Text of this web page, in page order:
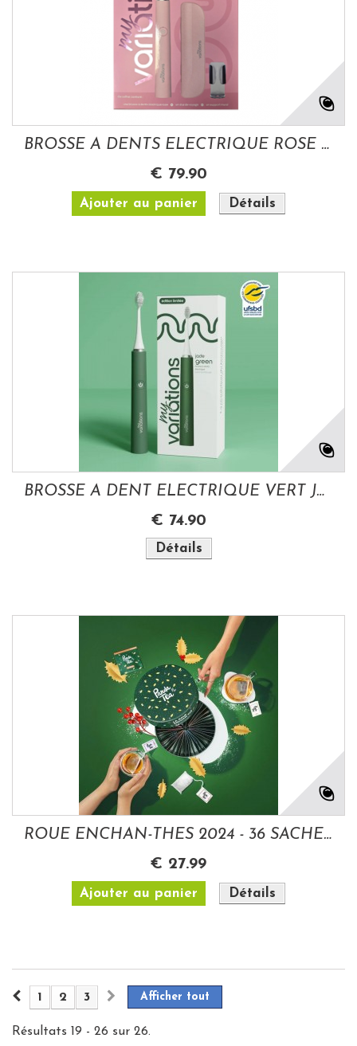
BROSSE A DENTS ELECTRIQUE ROSE COFFRET MY...
€ 79.90
Ajouter au panier Détails
BROSSE A DENT ELECTRIQUE VERT JADE MY...
€ 74.90
Détails
ROUE ENCHAN-THES 2024 - 36 SACHETS PANDA TEA
€ 27.99
Ajouter au panier Détails
Afficher tout
1 2 3
Résultats 19 - 26 sur 26.